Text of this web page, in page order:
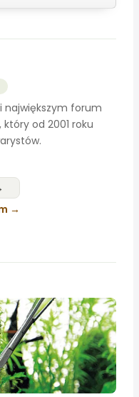
największym forum
od 2001 roku